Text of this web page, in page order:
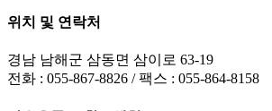
위치 및 연락처
경남 남해군 삼동면 삼이로 63-19
전화 : 055-867-8826 / 팩스 : 055-864-8158